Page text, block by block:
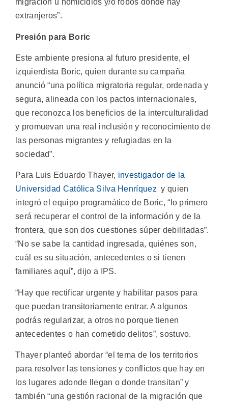
migración u homicidios y/o robos donde hay
extranjeros”.
Presión para Boric
Este ambiente presiona al futuro presidente, el
izquierdista Boric, quien durante su campaña
anunció “una política migratoria regular, ordenada y
segura, alineada con los pactos internacionales,
que reconozca los beneficios de la interculturalidad
y promuevan una real inclusión y reconocimiento de
las personas migrantes y refugiadas en la
sociedad”.
Para Luis Eduardo Thayer, investigador de la
Universidad Católica Silva Henríquez y quien
integró el equipo programático de Boric, “lo primero
será recuperar el control de la información y de la
frontera, que son dos cuestiones súper debilitadas”.
“No se sabe la cantidad ingresada, quiénes son,
cuál es su situación, antecedentes o si tienen
familiares aquí”, dijo a IPS.
“Hay que rectificar urgente y habilitar pasos para
que puedan transitoriamente entrar. A algunos
podrás regularizar, a otros no porque tienen
antecedentes o han cometido delitos”, sostuvo.
Thayer planteó abordar “el tema de los territorios
para resolver las tensiones y conflictos que hay en
los lugares adonde llegan o donde transitan” y
también “una gestión racional de la migración que